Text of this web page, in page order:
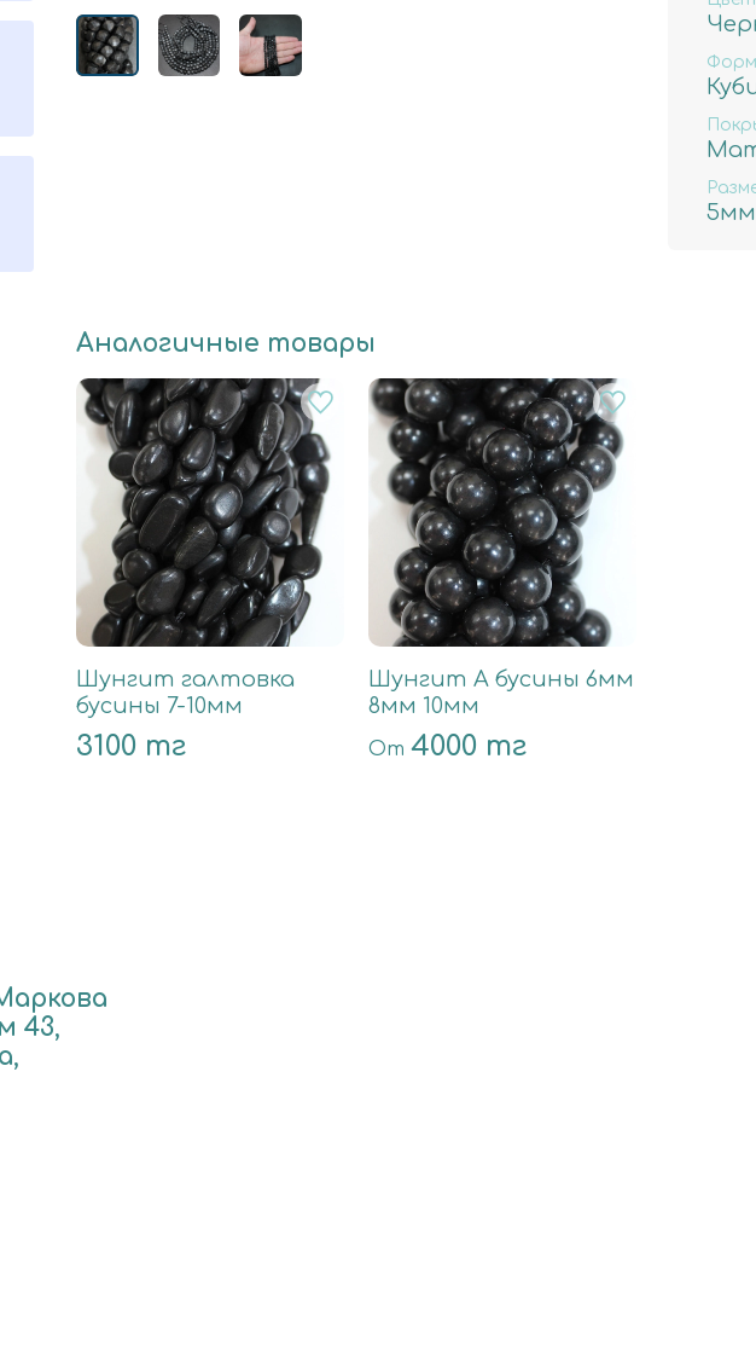
5мм
Аналогичные товары
Шунгит галтовка
бусины 7-10мм
3100 тг
Шунгит А бусины 6мм
8мм 10мм
От 4000 тг
43,